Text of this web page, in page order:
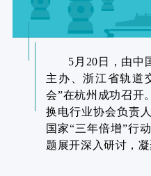
5月20日，由中
主办、浙江省轨道
会”在杭州成功召开
换电行业协会负责
国家“三年倍增”行
题展开深入研讨，